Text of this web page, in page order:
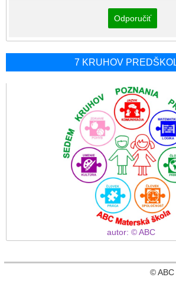
Odporučiť
7 KRUHOV
autor: © ABC
©